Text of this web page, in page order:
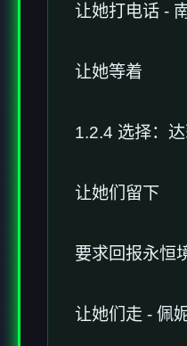
让她打电话 -
让她等着
1.2.4 选择：
让她们留下
要求回报永恒
让她们走 - 佩